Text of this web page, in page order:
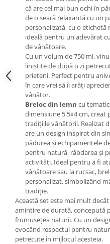
că are cel mai bun ochi în
de o seară relaxantă cu un
personalizată, cu o
ideală pentru un adevărat
de vânătoare.
Cu un volum de 750 ml,
liniștite de după o zi
prieteni. Perfect pentru
în care vrei să îi arăți
vânător.
Breloc din lemn cu
dimensiune 5.5x4 cm, creat
tradițiile vânătorii. Realizat
are un design inspirat din
pădurea și echipamentele
pentru natură, răbdarea și
activități. Ideal pentru a fi
vânătoare sau la rucsac,
personalizat, simbolizând
tradiție.
Această set este mai mult
amintire de durată, concepută
frumusețea naturii. Cu un
evocând respectul pentru
petrecute în mijlocul acesteia.